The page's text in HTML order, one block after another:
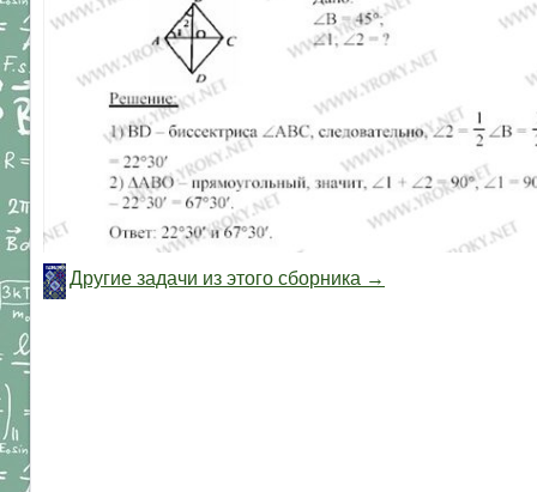
Другие задачи из этого сборника →